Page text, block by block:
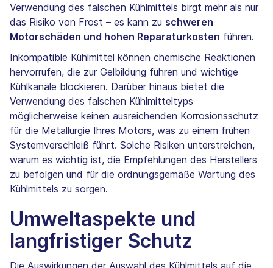
Verwendung des falschen Kühlmittels birgt mehr als nur
das Risiko von Frost – es kann zu schweren
Motorschäden und hohen Reparaturkosten führen.
Inkompatible Kühlmittel können chemische Reaktionen
hervorrufen, die zur Gelbildung führen und wichtige
Kühlkanäle blockieren. Darüber hinaus bietet die
Verwendung des falschen Kühlmitteltyps
möglicherweise keinen ausreichenden Korrosionsschutz
für die Metallurgie Ihres Motors, was zu einem frühen
Systemverschleiß führt. Solche Risiken unterstreichen,
warum es wichtig ist, die Empfehlungen des Herstellers
zu befolgen und für die ordnungsgemäße Wartung des
Kühlmittels zu sorgen.
Umweltaspekte und
langfristiger Schutz
Die Auswirkungen der Auswahl des Kühlmittels auf die